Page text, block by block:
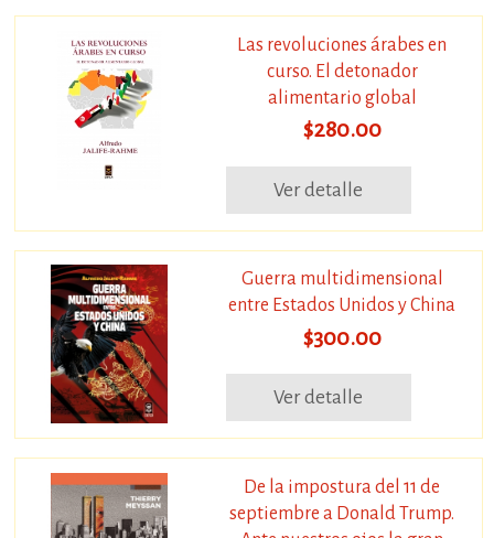
Las revoluciones árabes en
curso. El detonador
alimentario global
$280.00
Ver detalle
Guerra multidimensional
entre Estados Unidos y China
$300.00
Ver detalle
De la impostura del 11 de
septiembre a Donald Trump.